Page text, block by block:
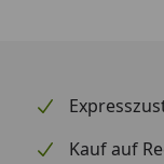
Kauf auf